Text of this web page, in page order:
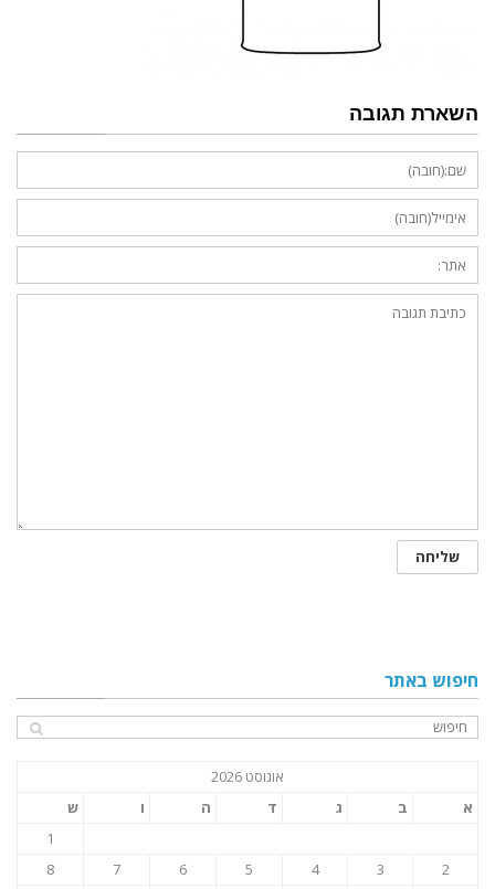
השארת תגובה
חיפוש באתר
אוגוסט 2026
א
ב ג ד ה ו
ש
1
2
3
4
5
6
7
8